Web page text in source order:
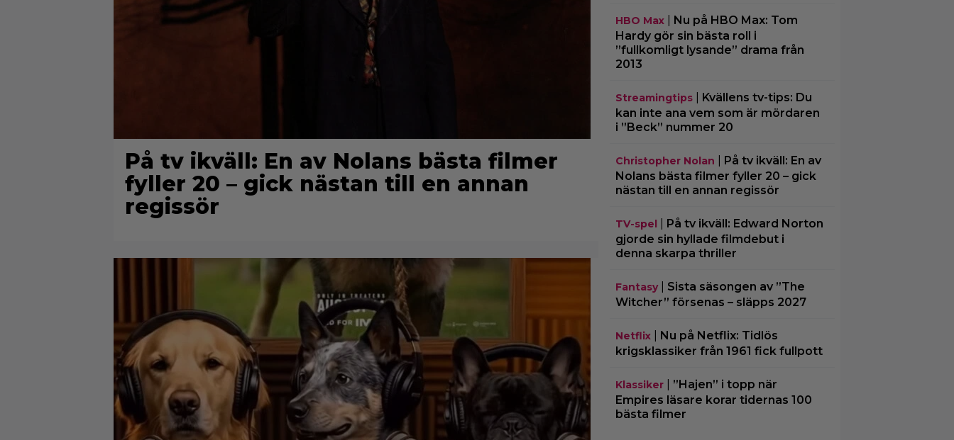
På tv ikväll: En av Nolans bästa filmer
fyller 20 – gick nästan till en annan
regissör
HBO Max|
Nu på HBO Max: Tom
Hardy gör sin bästa roll i
”fullkomligt lysande” drama från
2013
Streamingtips|
Kvällens tv-tips: Du
kan inte ana vem som är mördaren
i ”Beck” nummer 20
Christopher Nolan
På tv ikväll: En av
Nolans bästa filmer fyller 20 – gick
nästan till en annan regissör
TV-spel
På tv ikväll: Edward Norton
gjorde sin hyllade filmdebut i
denna skarpa thriller
Fantasy| Sista säsongen av ”The
Witcher” försenas – släpps 2027
Netflix|
Nu på Netflix: Tidlös
krigsklassiker från 1961 fick fullpott
Klassiker| ”Hajen” i topp när
Empires läsare korar tidernas 100
bästa filmer